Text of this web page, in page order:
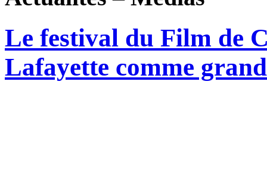
Le festival du Film de
Lafayette comme